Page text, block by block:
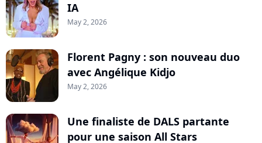
IA
May 2, 2026
Florent Pagny : son nouveau duo
avec Angélique Kidjo
May 2, 2026
Une finaliste de DALS partante
pour une saison All Stars